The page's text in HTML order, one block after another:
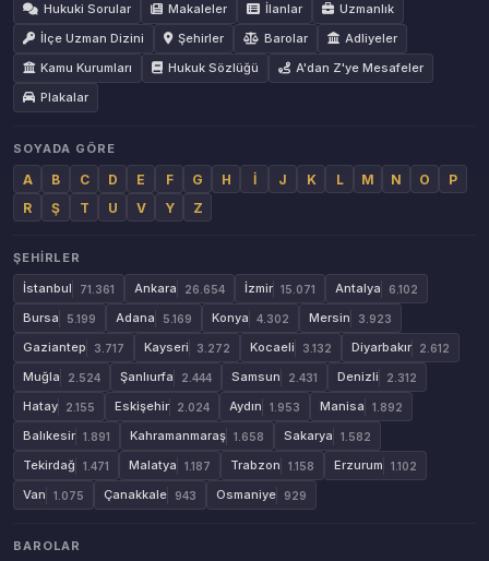
Hukuki Sorular
Makaleler İlanlar
Uzmanlık
İlçe Uzman Dizini
Şehirler Barolar
Adliyeler
Kamu Kurumları
Hukuk Sözlüğü
A'dan Z'ye Mesafeler
Plakalar
SOYADA GÖRE
A B C D E F G H İ J K L M N O
P
R
Ş T U V Y Z
ŞEHIRLER
İstanbul
71.361 Ankara 26.654 İzmir 15.071 Antalya 6.102
Bursa 5.199 Adana 5.169 Konya 4.302 Mersin 3.923
Gaziantep 3.717 Kayseri 3.272 Kocaeli 3.132 Diyarbakır 2.612
Muğla 2.524 Şanlıurfa 2.444 Samsun 2.431 Denizli 2.312
Hatay 2.155 Eskişehir 2.024 Aydın 1.953 Manisa 1.892
Balıkesir 1.891 Kahramanmaraş 1.658 Sakarya 1.582
Tekirdağ 1.471 Malatya 1.187 Trabzon 1.158 Erzurum 1.102
Van 1.075 Çanakkale 943 Osmaniye 929
BAROLAR